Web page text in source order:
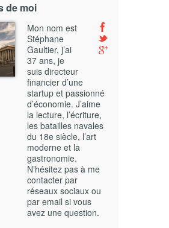
de moi
Mon nom est
Stéphane
Gaultier, j’ai
37 ans, je
suis directeur
financier d’une
startup et passionné
d’économie. J’aime
la lecture, l’écriture,
les batailles navales
du 18e siècle, l’art
moderne et la
gastronomie.
N’hésitez pas à me
contacter par
réseaux sociaux ou
par email si vous
avez une question.